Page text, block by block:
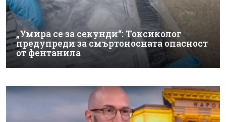
„Умира се за секунди“: Токсиколог
предупреди за смъртоносната опасност
от фентанила